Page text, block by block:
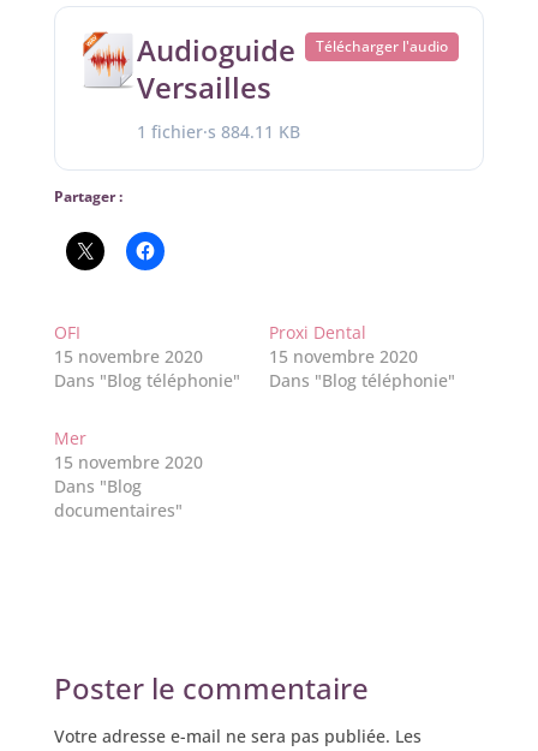
Audioguide
Versailles
1 fichier·s 884.11 KB
Télécharger l'audio
Partager :
OFI
15 novembre 2020
Dans "Blog téléphonie"
Proxi Dental
15 novembre 2020
Dans "Blog téléphonie"
Mer
15 novembre 2020
Dans "Blog
documentaires"
Poster le commentaire
Votre adresse e-mail ne sera pas publiée. Les